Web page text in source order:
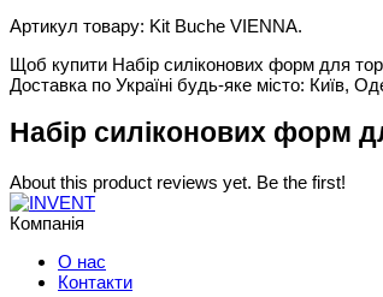
Артикул товару: Kit Buche VIENNA.
Щоб купити Набір силіконових форм для
Доставка по Україні будь-яке місто: Київ,
Набір силіконових форм
About this product reviews yet. Be the first!
Компанія
О нас
Контакти